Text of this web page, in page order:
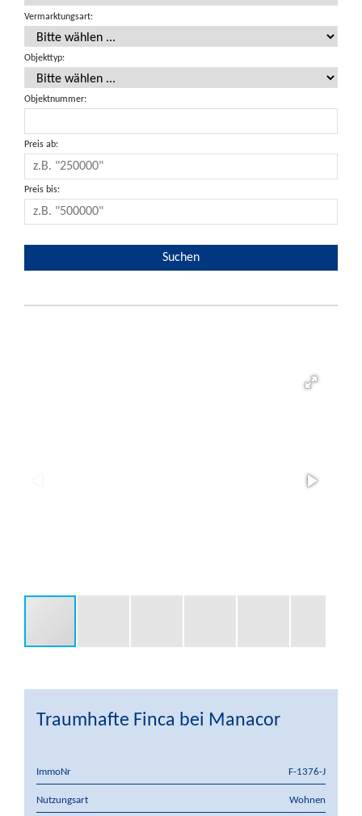
Vermarktungsart:
Objekttyp:
Objektnummer:
Preis ab:
Preis bis:
Traumhafte Finca bei Manacor
ImmoNr F-1376-J
Nutzungsart Wohnen